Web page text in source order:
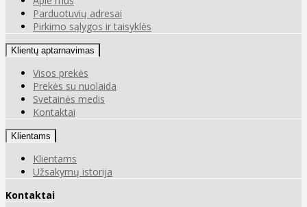
Parduotuvių adresai
Pirkimo sąlygos ir taisyklės
Klientų aptarnavimas
Visos prekės
Prekės su nuolaida
Svetainės medis
Kontaktai
Klientams
Klientams
Užsakymų istorija
Kontaktai